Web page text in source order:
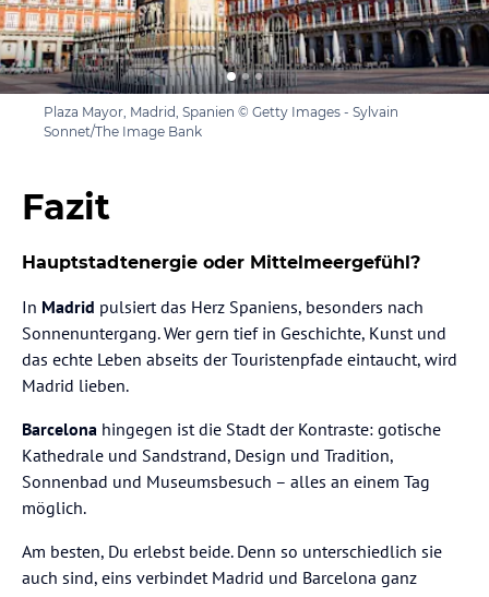
Plaza Mayor, Madrid, Spanien © Getty Images - Sylvain
Sonnet/The Image Bank
Fazit
Hauptstadtenergie oder Mittelmeergefühl?
In Madrid pulsiert das Herz Spaniens, besonders nach
Sonnenuntergang. Wer gern tief in Geschichte, Kunst und
das echte Leben abseits der Touristenpfade eintaucht, wird
Madrid lieben.
Barcelona hingegen ist die Stadt der Kontraste: gotische
Kathedrale und Sandstrand, Design und Tradition,
Sonnenbad und Museumsbesuch – alles an einem Tag
möglich.
Am besten, Du erlebst beide. Denn so unterschiedlich sie
auch sind, eins verbindet Madrid und Barcelona ganz